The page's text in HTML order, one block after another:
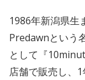
1986年新潟県生
Predawnという
として『
店舗で販売し、